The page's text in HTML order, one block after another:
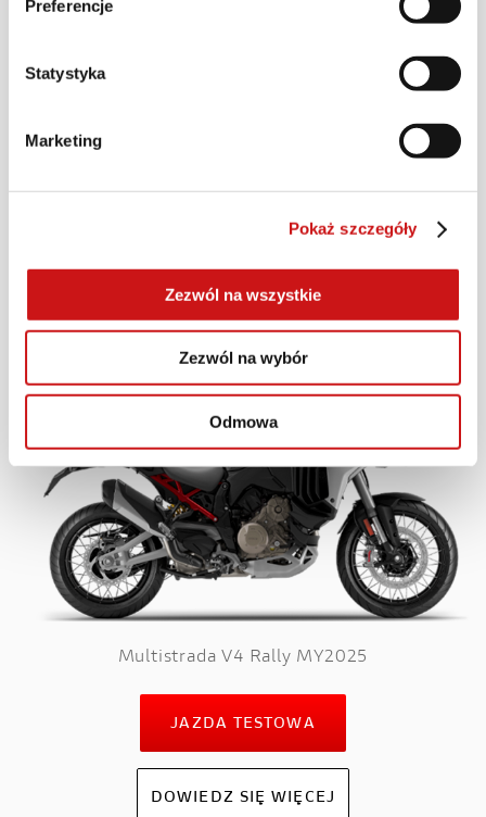
Preferencje
Statystyka
Marketing
Pokaż szczegóły
Zezwól na wszystkie
Zezwól na wybór
Odmowa
JAZDA TESTOWA
Multistrada V4 Rally MY2025
JAZDA TESTOWA
DOWIEDZ SIĘ WIĘCEJ